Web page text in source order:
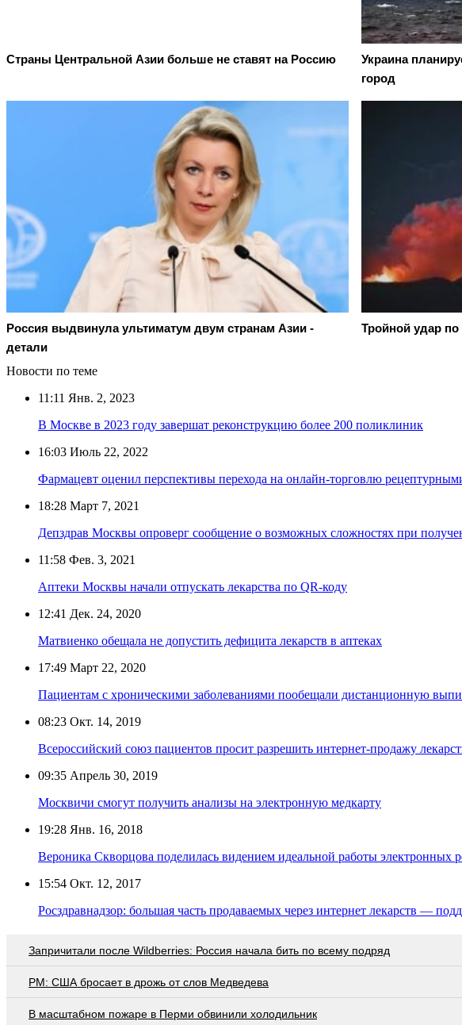
Страны Центральной Азии больше не ставят на Россию
Украина
город
Россия выдвинула ультиматум двум странам Азии -
детали
Тройной удар
Новости по теме
11:11 Янв. 2, 2023
В Москве в 2023 году завершат реконструкцию более 200 поликлиник
16:03 Июль 22, 2022
Фармацевт оценил перспективы перехода на онлайн-торговлю
18:28 Март 7, 2021
Депздрав Москвы опроверг сообщение о возможных сложностях при
11:58 Фев. 3, 2021
Аптеки Москвы начали отпускать лекарства по QR-коду
12:41 Дек. 24, 2020
Матвиенко обещала не допустить дефицита лекарств в аптеках
17:49 Март 22, 2020
Пациентам с хроническими заболеваниями пообещали дистанционную
08:23 Окт. 14, 2019
Всероссийский союз пациентов просит разрешить интернет-продажу
09:35 Апрель 30, 2019
Москвичи смогут получить анализы на электронную медкарту
19:28 Янв. 16, 2018
Вероника Скворцова поделилась видением идеальной работы электронных
15:54 Окт. 12, 2017
Росздравнадзор: большая часть продаваемых через интернет лекарств —
Запричитали после Wildberries: Россия начала бить по всему подряд
PM: США бросает в дрожь от слов Медведева
В масштабном пожаре в Перми обвинили холодильник